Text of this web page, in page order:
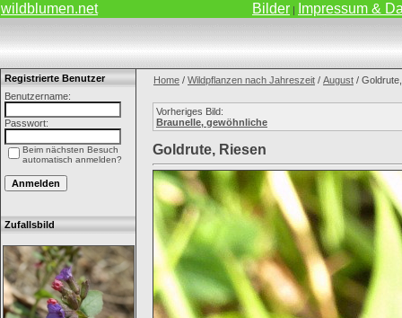
wildblumen.net Bilder | Impressum &
Registrierte Benutzer
Benutzername:
Passwort:
Beim nächsten Besuch
automatisch anmelden?
Zufallsbild
Home / Wildpflanzen nach Jahreszeit / August /
Vorheriges Bild:
Braunelle, gewöhnliche
Goldrute, Riesen